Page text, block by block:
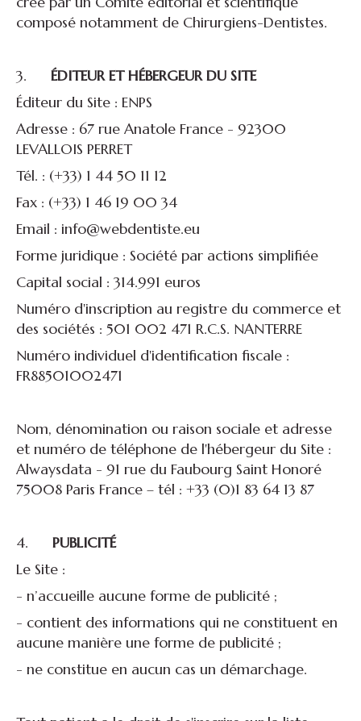
composé notamment de Chirurgiens-Dentistes.
3. ÉDITEUR ET HÉBERGEUR DU SITE
Éditeur du Site : ENPS
Adresse : 67 rue Anatole France - 92300
LEVALLOIS PERRET
Tél. : (+33) 1 44 50 11 12
Fax : (+33) 1 46 19 00 34
Email : info@webdentiste.eu
Forme juridique : Société par actions simplifiée
Capital social : 314.991 euros
Numéro d'inscription au registre du commerce et
des sociétés : 501 002 471 R.C.S. NANTERRE
Numéro individuel d'identification fiscale :
FR88501002471
Nom, dénomination ou raison sociale et adresse
et numéro de téléphone de l'hébergeur du Site :
Alwaysdata - 91 rue du Faubourg Saint Honoré
75008 Paris France – tél : +33 (0)1 83 64 13 87
4. PUBLICITÉ
Le Site :
- n’accueille aucune forme de publicité ;
- contient des informations qui ne constituent en
aucune manière une forme de publicité ;
- ne constitue en aucun cas un démarchage.